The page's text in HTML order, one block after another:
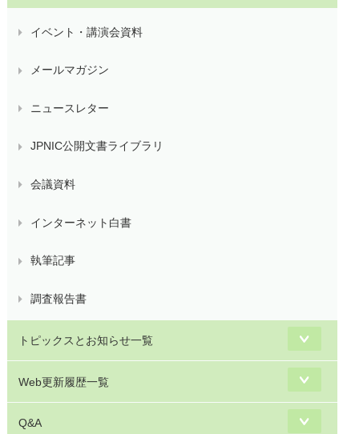
イベント・講演会資料
メールマガジン
ニュースレター
JPNIC公開文書ライブラリ
会議資料
インターネット白書
執筆記事
調査報告書
トピックスとお知らせ一覧
Web更新履歴一覧
Q&A